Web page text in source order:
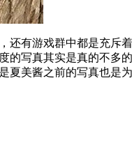
还有游戏群中都是充斥
写真其实是真的不多
美酱之前的写真也是